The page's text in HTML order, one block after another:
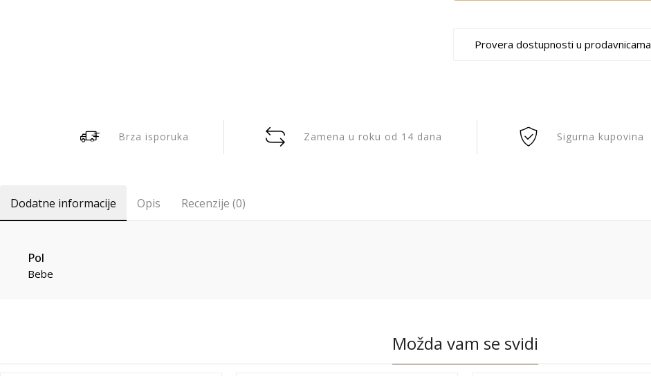
Provera dostupnosti u prodavnicama
Brza isporuka Zamena u roku od 14 dana Sigurna kupovina
Dodatne informacije Opis Recenzije (0)
Pol
Bebe
Možda vam se svidi